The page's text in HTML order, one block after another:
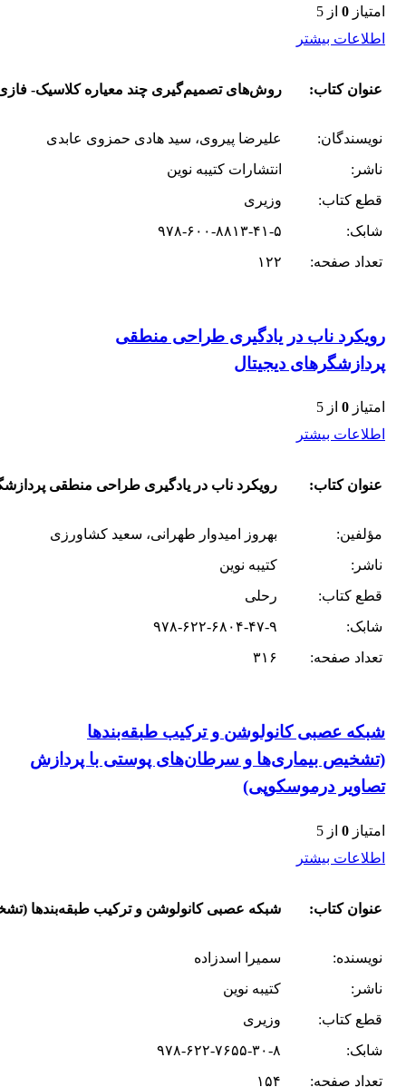
امتیاز 0 از 5
اطلاعات بیشتر
عنوان کتاب: روش‌های تصمیم‌گیری چند معیاره کلاسیک-
نویسندگان:
علیرضا پیروی، سید هادی حمزوی عابدی
ناشر:
انتشارات کتیبه نوین
قطع کتاب:
وزیری
شابک:
۹۷۸-۶۰۰-۸۸۱۳-۴۱-۵
تعداد صفحه:
۱۲۲
رویکرد ناب در یادگیری طراحی منطقی
پردازشگرهای دیجیتال
امتیاز 0 از 5
اطلاعات بیشتر
عنوان کتاب: رویکرد ناب در یادگیری طراحی منطقی
مؤلفین:
بهروز امیدوار طهرانی، سعید کشاورزی
ناشر:
کتیبه نوین
قطع کتاب:
رحلی
شابک:
۹۷۸-۶۲۲-۶۸۰۴-۴۷-۹
تعداد صفحه:
۳۱۶
شبکه عصبی کانولوشن و ترکیب طبقه‌بندها
(تشخیص بیماری‌ها و سرطان‌های پوستی با پردازش
تصاویر درموسکوپی)
امتیاز 0 از 5
اطلاعات بیشتر
عنوان کتاب: شبکه عصبی کانولوشن و ترکیب طبقه‌بندها
نویسنده:
سمیرا اسدزاده
ناشر:
کتیبه نوین
قطع کتاب:
وزیری
شابک:
۹۷۸-۶۲۲-۷۶۵۵-۳۰-۸
تعداد صفحه:
۱۵۴